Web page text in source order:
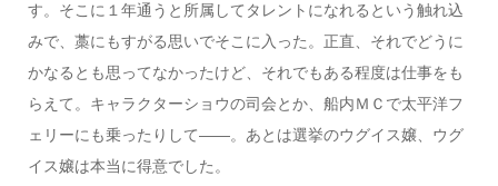
す。そこに１年通うと所属してタレントになれるという触れ込
みで、藁にもすがる思いでそこに入った。正直、それでどうに
かなるとも思ってなかったけど、それでもある程度は仕事をも
らえて。キャラクターショウの司会とか、船内ＭＣで太平洋フ
ェリーにも乗ったりして——。あとは選挙のウグイス嬢、ウグ
イス嬢は本当に得意でした。